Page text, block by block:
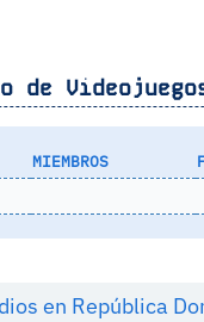
de
MIEMBROS
en República